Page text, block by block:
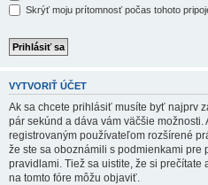
Skrýť moju prítomnosť počas tohoto
VYTVORIŤ ÚČET
Ak sa chcete prihlásiť musíte byť najprv
pár sekúnd a dáva vám väčšie
registrovaným používateľom rozšírené
že ste sa oboznámili s podmienkami pre
pravidlami. Tiež sa uistite, že si
na tomto fóre môžu objaviť.